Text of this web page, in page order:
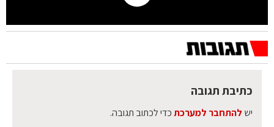
כתיבת תגובה
יש להתחבר למערכתכדי לכתוב תגובה.